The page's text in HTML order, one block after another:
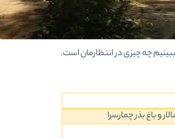
چه چیزی در انتظارمان است.
و باغ بذر چمارسرا